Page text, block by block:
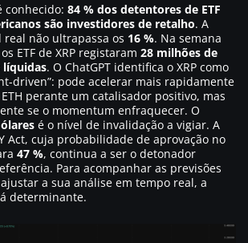
conhecido: 84 % dos detentores de ETF
são investidores de retalho. A
não ultrapassa os 16 %. Na semana
ETF de XRP registaram 28 milhões de
líquidas. O ChatGPT identifica o XRP como
driven”: pode acelerar mais rapidamente
perante um catalisador positivo, mas
se o momentum enfraquecer. O
é o nível de invalidação a vigiar. A
Act, cuja probabilidade de aprovação no
47 %, continua a ser o detonador
Para acompanhar as previsões
a sua análise em tempo real, a
determinante.